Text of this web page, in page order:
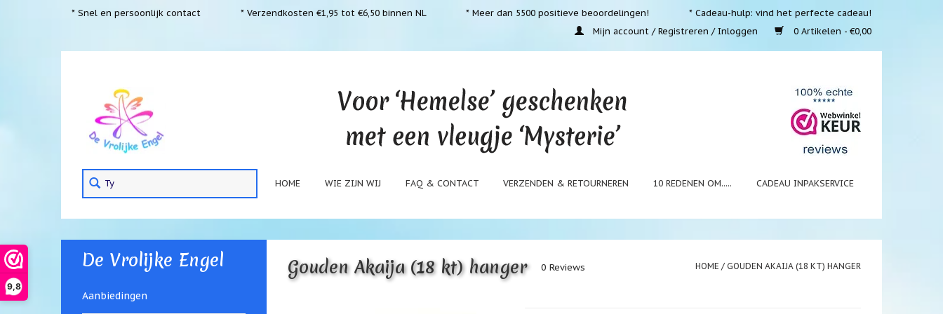
9,8
* Snel en persoonlijk contact * Verzendkosten €1,95 tot €6,50 binnen NL * Meer dan 5500 positieve beoordelingen!
* Cadeau-hulp: vind het perfecte cadeau!
Mijn account / Registreren / Inloggen
0 Artikelen - €0,00
HOME WIE ZIJN WIJ FAQ & CONTACT VERZENDEN & RETOURNEREN 10 REDENEN OM..... CADEAU INPAKSERVICE
De Vrolijke Engel
Aanbiedingen
Gouden Akaija (18 kt) hanger 0 Reviews HOME / GOUDEN AKAIJA (18 KT) HANGER